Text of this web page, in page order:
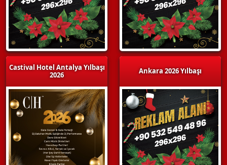
Castival Hotel Antalya Yılbaşı
2026
Ankara 2026 Yılbaşı